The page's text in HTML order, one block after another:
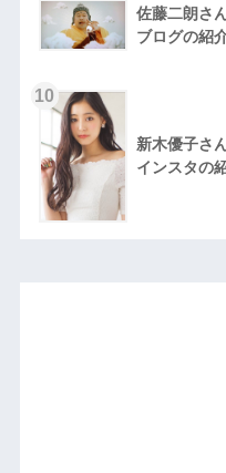
佐藤二朗さ
ブログの紹
10
新木優子さ
インスタの